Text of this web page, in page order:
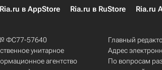
Ria.ru в AppStore Ria.ru в RuStore Ria.ru
№ ФС77-57640
унитарное
агентство
Главный
Адрес
По вопросам